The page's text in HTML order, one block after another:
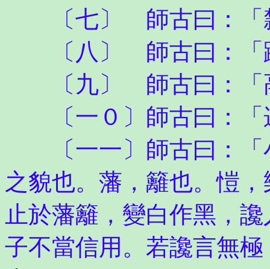
〔七〕 師古曰：「
〔八〕 師古曰：「
〔九〕 師古曰：「
〔一０〕師古曰：「
〔一一〕師古曰：「
之貌也。藩，籬也。愷
止於藩籬，變白作黑，
子不當信用。若讒言無